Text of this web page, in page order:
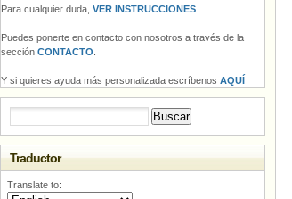
Para cualquier duda, VER INSTRUCCIONES
Puedes ponerte en contacto con nosotros a través de la
sección CONTACTO
Y si quieres ayuda más personalizada escríbenos AQUÍ
Traductor
Translate to: